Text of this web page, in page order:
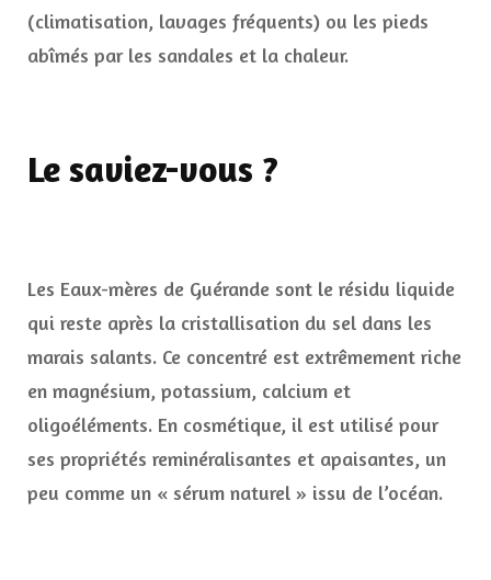
(climatisation, lavages fréquents) ou les pieds
abîmés par les sandales et la chaleur.
Le saviez-vous ?
Les Eaux-mères de Guérande sont le résidu liquide
qui reste après la cristallisation du sel dans les
marais salants. Ce concentré est extrêmement riche
en magnésium, potassium, calcium et
oligoéléments. En cosmétique, il est utilisé pour
ses propriétés reminéralisantes et apaisantes, un
peu comme un « sérum naturel » issu de l’océan.